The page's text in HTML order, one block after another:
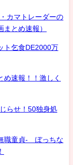
カマトレーダーの
とめ速報）
ト乞食DE2000万
め速報！！激しく
らせ！50独身処
職童貞- ぼっちな